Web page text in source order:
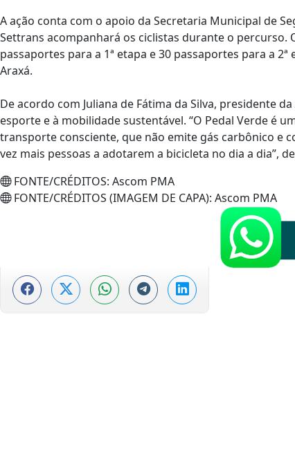
A ação conta com o apoio da Secretaria Municipal de
Settrans acompanhará os ciclistas durante o
passaportes para a 1ª etapa e 30 passaportes para a
Araxá.
De acordo com Juliana de Fátima da Silva, presidente
esporte e à mobilidade sustentável. “O Pedal Verde é
transporte consciente, que não emite gás carbônico e
vez mais pessoas a adotarem a bicicleta no dia a dia”,
FONTE/CRÉDITOS: Ascom PMA
FONTE/CRÉDITOS (IMAGEM DE CAPA): Ascom PMA